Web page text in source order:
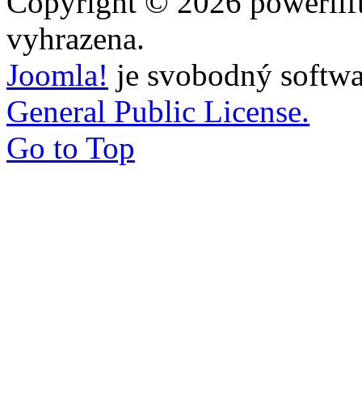
vyhrazena.
Joomla! je svobodný
General Public License.
Go to Top